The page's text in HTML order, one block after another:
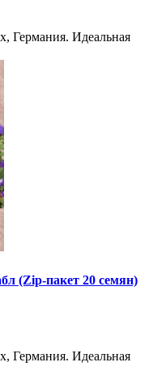
Германия. Идеальная
(Zip-пакет 20 семян)
Германия. Идеальная